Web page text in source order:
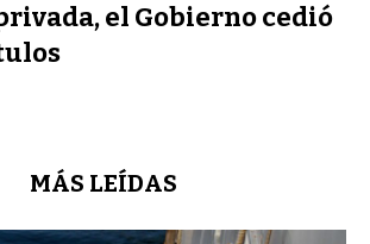
el Gobierno cedió
MÁS LEÍDAS